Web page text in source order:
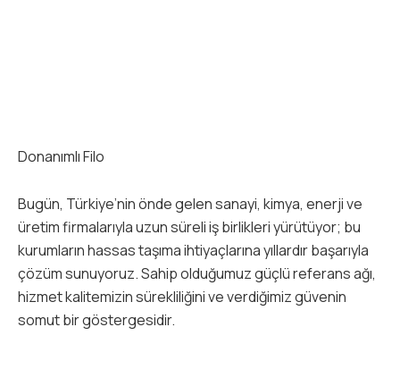
Donanımlı Filo
Bugün, Türkiye’nin önde gelen sanayi, kimya, enerji ve
üretim firmalarıyla uzun süreli iş birlikleri yürütüyor; bu
kurumların hassas taşıma ihtiyaçlarına yıllardır başarıyla
çözüm sunuyoruz. Sahip olduğumuz güçlü referans ağı,
hizmet kalitemizin sürekliliğini ve verdiğimiz güvenin
somut bir göstergesidir.